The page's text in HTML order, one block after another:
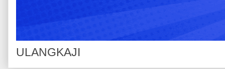
ULANGKAJI